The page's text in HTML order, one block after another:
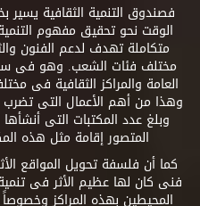
فصندوق التنمية الثقافية
الوقت نحو تحقيق مفهوم
متكاملة تهدف لدعم الفنون
مختلف فئات الشعب. وهو فى
العامة والمراكز الثقافية فى
وهذا من أهم الأعمال التى
وبلغ عدد المكتبات التى
المتصور إقامة مثل هذه
كما أن فلسفة تحويل المواقع
فنى كان لها عظيم الأثر فى
المحيطين بهذه المراكز